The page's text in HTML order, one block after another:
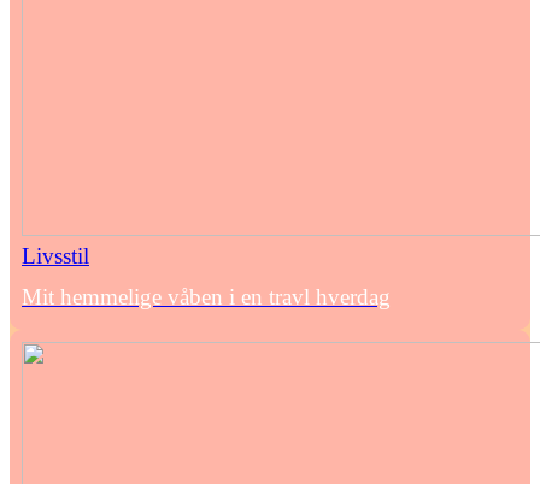
Livsstil
Mit hemmelige våben i en travl hverdag